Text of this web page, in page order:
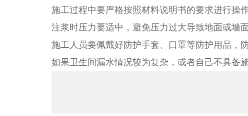
施工过程中要严格按照材料说明书的要求进行操
注浆时压力要适中，避免压力过大导致地面或墙
施工人员要佩戴好防护手套、口罩等防护用品，
如果卫生间漏水情况较为复杂，或者自己不具备